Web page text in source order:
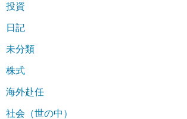
投資
日記
未分類
株式
海外赴任
社会（世の中）